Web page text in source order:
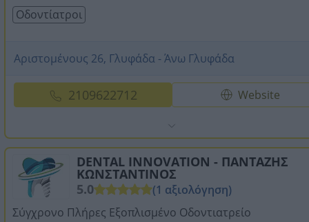
Οδοντίατροι
Αριστομένους 26, Γλυφάδα - Άνω Γλυφάδα
2109622712 Website
DENTAL INNOVATION - ΠΑΝΤΑΖΗΣ
ΚΩΝΣΤΑΝΤΙΝΟΣ
5.0
(1 αξιολόγηση)
Σύγχρονο Πλήρες Εξοπλισμένο Οδοντιατρείο